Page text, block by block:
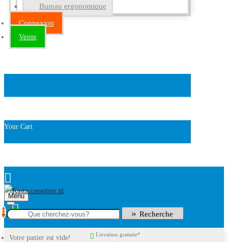
Bureau ergonomique
Connexion
Vente
Your Cart
Menu
0
Votre panier est vide!
Recherche
Livraison gratuite*